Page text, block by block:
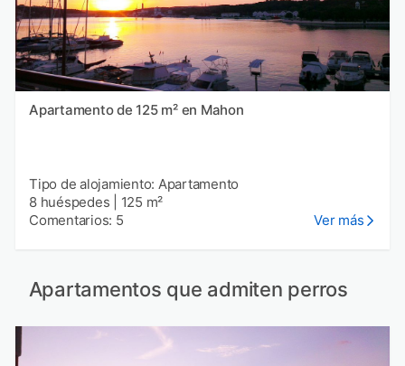
Apartamento de 125 m² en Mahon
Tipo de alojamiento: Apartamento
8 huéspedes
125 m²
Comentarios: 5
Ver más
Apartamentos que admiten perros